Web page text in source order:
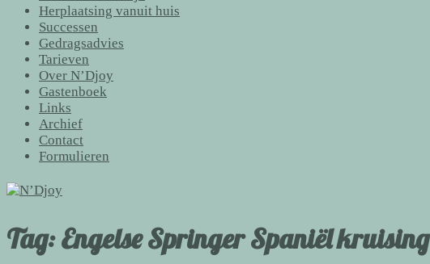
Herplaatsing vanuit huis
Successen
Gedragsadvies
Tarieven
Over N’Djoy
Gastenboek
Links
Archief
Contact
Formulieren
Tag:Engelse Springer Spaniël kruising